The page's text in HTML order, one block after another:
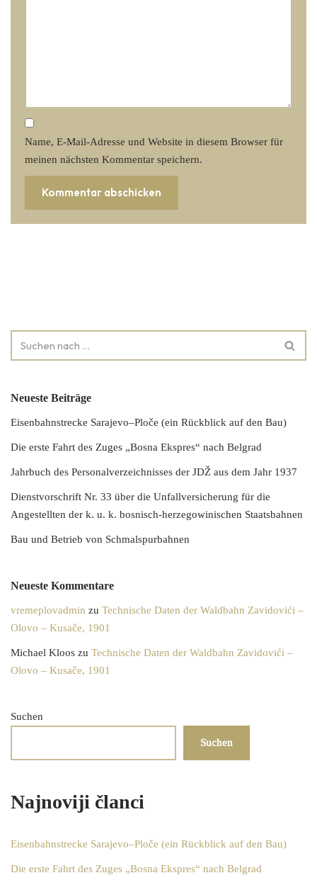
Name, E-Mail-Adresse und Website in diesem Browser für
meinen nächsten Kommentar speichern.
Neueste Beiträge
Eisenbahnstrecke Sarajevo–Ploče (ein Rückblick auf den Bau)
Die erste Fahrt des Zuges „Bosna Ekspres“ nach Belgrad
Jahrbuch des Personalverzeichnisses der JDŽ aus dem Jahr 1937
Dienstvorschrift Nr. 33 über die Unfallversicherung für die
Angestellten der k. u. k. bosnisch-herzegowinischen Staatsbahnen
Bau und Betrieb von Schmalspurbahnen
Neueste Kommentare
vremeplovadmin zu Technische Daten der Waldbahn Zavidovići –
Olovo – Kusače, 1901
Michael Kloos zu Technische Daten der Waldbahn Zavidovići –
Olovo – Kusače, 1901
Suchen
Suchen
Najnoviji članci
Eisenbahnstrecke Sarajevo–Ploče (ein Rückblick auf den Bau)
Die erste Fahrt des Zuges „Bosna Ekspres“ nach Belgrad